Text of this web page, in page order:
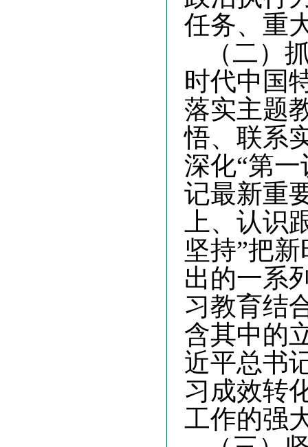
任务、重
（二）
时代中国
落实主题
悟、联系
深化“第
记最新重
上、认识
坚持”把
出的一系
习教育结
含其中的
近平总书
习成效转
工作的强